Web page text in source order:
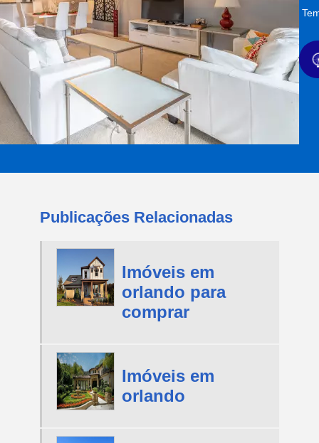
Publicações Relacionadas
Imóveis em
orlando para
comprar
Imóveis em
orlando